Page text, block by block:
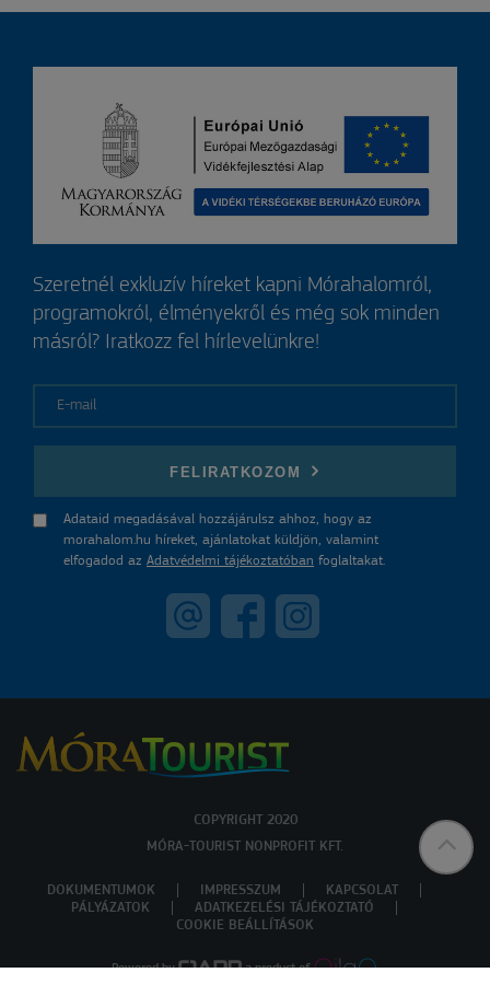
Szeretnél exkluzív híreket kapni Mórahalomról,
programokról, élményekről és még sok minden
másról? Iratkozz fel hírlevelünkre!
FELIRATKOZOM
Adataid megadásával hozzájárulsz ahhoz, hogy az
morahalom.hu híreket, ajánlatokat küldjön, valamint
elfogadod az Adatvédelmi tájékoztatóban foglaltakat.
COPYRIGHT 2020
MÓRA-TOURIST NONPROFIT KFT.
DOKUMENTUMOK IMPRESSZUM
KAPCSOLAT
PÁLYÁZATOK
ADATKEZELÉSI TÁJÉKOZTATÓ
COOKIE BEÁLLÍTÁSOK
Powered by a product of